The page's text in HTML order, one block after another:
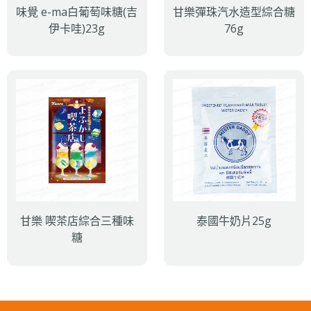
味覺 e-ma白葡萄味糖(吉
伊卡哇)23g
甘樂彈珠汽水造型綜合糖
76g
甘樂 喫茶店綜合三種味
糖
泰國牛奶片25g